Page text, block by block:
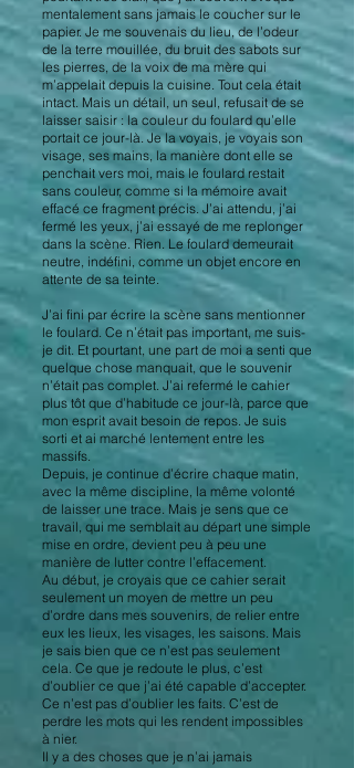
mentalement sans jamais le coucher sur le
papier. Je me souvenais du lieu, de l’odeur
de la terre mouillée, du bruit des sabots sur
les pierres, de la voix de ma mère qui
m’appelait depuis la cuisine. Tout cela était
intact. Mais un détail, un seul, refusait de se
laisser saisir : la couleur du foulard qu’elle
portait ce jour-là. Je la voyais, je voyais son
visage, ses mains, la manière dont elle se
penchait vers moi, mais le foulard restait
sans couleur, comme si la mémoire avait
effacé ce fragment précis. J’ai attendu, j’ai
fermé les yeux, j’ai essayé de me replonger
dans la scène. Rien. Le foulard demeurait
neutre, indéfini, comme un objet encore en
attente de sa teinte.
J’ai fini par écrire la scène sans mentionner
le foulard. Ce n’était pas important, me suis-
je dit. Et pourtant, une part de moi a senti que
quelque chose manquait, que le souvenir
n’était pas complet. J’ai refermé le cahier
plus tôt que d’habitude ce jour-là, parce que
mon esprit avait besoin de repos. Je suis
sorti et ai marché lentement entre les
massifs.
Depuis, je continue d’écrire chaque matin,
avec la même discipline, la même volonté
de laisser une trace. Mais je sens que ce
travail, qui me semblait au départ une simple
mise en ordre, devient peu à peu une
manière de lutter contre l’effacement.
Au début, je croyais que ce cahier serait
seulement un moyen de mettre un peu
d’ordre dans mes souvenirs, de relier entre
eux les lieux, les visages, les saisons. Mais
je sais bien que ce n’est pas seulement
cela. Ce que je redoute le plus, c’est
d’oublier ce que j’ai été capable d’accepter.
Ce n’est pas d’oublier les faits. C’est de
perdre les mots qui les rendent impossibles
à nier.
Il y a des choses que je n’ai jamais